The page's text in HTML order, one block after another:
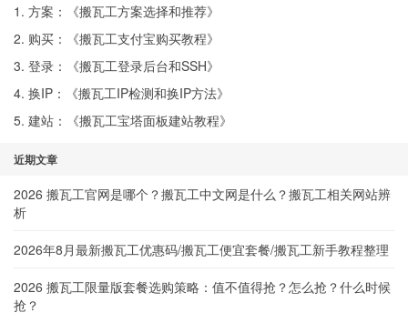
1. 方案：《搬瓦工方案选择和推荐》
2. 购买：《搬瓦工支付宝购买教程》
3. 登录：《搬瓦工登录后台和SSH》
4. 换IP：《搬瓦工IP检测和换IP方法》
5. 建站：《搬瓦工宝塔面板建站教程》
近期文章
2026 搬瓦工官网是哪个？搬瓦工中文网是什么？搬瓦工相关网站辨
析
2026年8月最新搬瓦工优惠码/搬瓦工便宜套餐/搬瓦工新手教程整理
2026 搬瓦工限量版套餐选购策略：值不值得抢？怎么抢？什么时候
抢？